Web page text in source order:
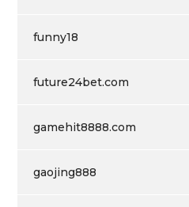
funny18
future24bet.com
gamehit8888.com
gaojing888